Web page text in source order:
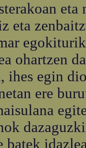
eta
ohartzen
ihes egin
ere
batek